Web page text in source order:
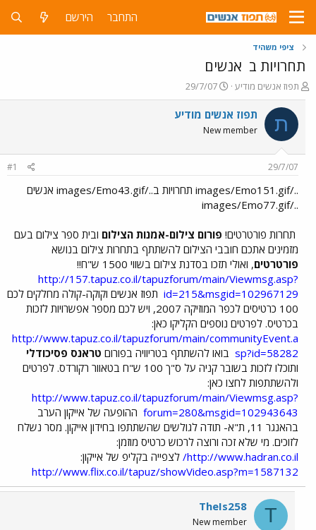
התחבר הירשם
ציפי משהיד
תחרויות ב אנשים
פ
ו
ת
ח
ה
ש
תפוז אנשים מודיע
פ
ו
ר
ם
ר
י
ך
29/7/07
ת תפוז אנשים מודיע
New member
29/7/07
#1
../images/Emo151.gif תחרויות ב../images/Emo43.gif אנשים
../images/Emo77.gif
תחרות פורטרטים! פורום צילום-אמנות הצילום ובית ספר צילום בעם
מזמינים אתכם חובבי הצילום להשתתף בתחרות צילום בנושא
פורטרטים, ואולי תזכו בסדנת צילום בשווי 1500 ש"ח!!
http://157.tapuz.co.il/tapuzforum/main/Viewmsg.asp?
id=215&msgid=102967129 תפוז אנשים וקוקה-קולה מחלקים לכם
100 כרטיסים לכפר המוזיקה 2007, ויש לכם מספר אפשרויות לזכות
בכרטיס. לפרטים נוספים הקליקו כאן:
http://www.tapuz.co.il/tapuzforum/main/communityEvent.a
sp?id=58282 בואו להשתתף בטריוויה בפורום טראנס פסיכודלי
ותוכלו לזכות בשובר קניה על ס"ך 100 ש"ח בטאוור רקורדס. לפרטים
ולהשתתפות לחצו כאן:
http://www.tapuz.co.il/tapuzforum/main/Viewmsg.asp?
forum=280&msgid=102943643 ההופעה של אייקון הערב
בהאנגר 11, ת"א- תודה לגולשים שהשתתפו בחידון אייקון. מסר נשלח
לזוכים. מי שלא זכה ורוצה לרכוש כרטיס מוזמן:
http://www.hadran.co.il/ לצפייה בקליפ של אייקון:
http://www.flix.co.il/tapuz/showVideo.asp?m=1587132
T
TheIs258
New member